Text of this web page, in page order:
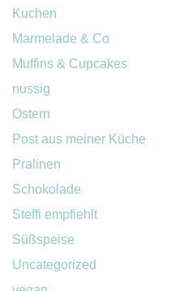
Kuchen
Marmelade & Co
Muffins & Cupcakes
nussig
Ostern
Post aus meiner Küche
Pralinen
Schokolade
Steffi empfiehlt
Süßspeise
Uncategorized